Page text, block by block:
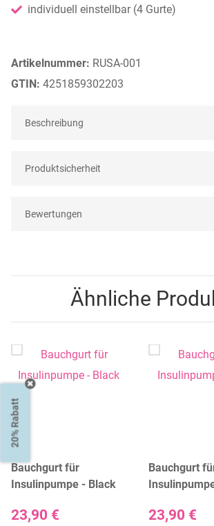
Artikelnummer: RUSA-001
GTIN: 4251859302203
individuell einstellbar (4 Gurte)
Beschreibung
Produktsicherheit
Bewertungen
Ähnliche
Bauchgurt für
Insulinpumpe - Black
23,90 €
Bauchgurt
23,90 €
20% Rabatt